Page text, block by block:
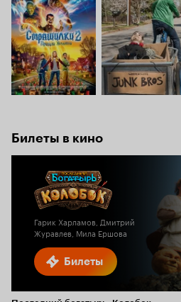
Билеты в кино
Билеты
Гарик Харламов, Дмитрий
Журавлев, Мила Ершова